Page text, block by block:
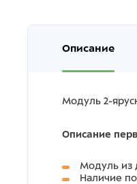
Описание
Модуль 2-
Описание
Модуль из
Наличие